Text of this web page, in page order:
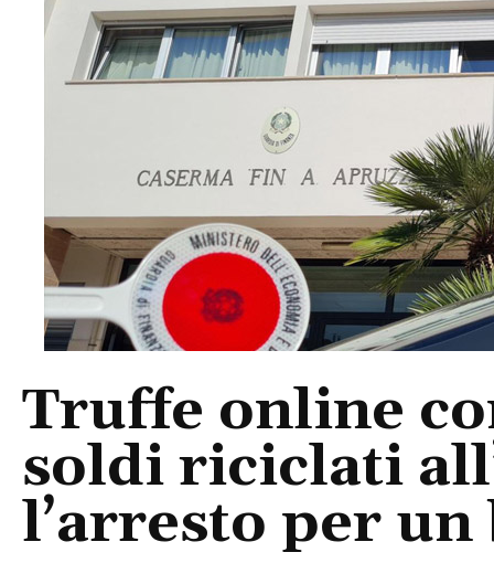
Truffe online
soldi riciclati
l’arresto per